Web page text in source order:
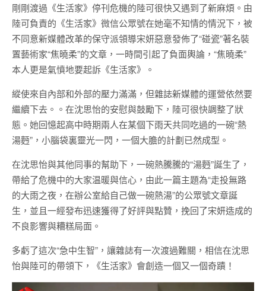
剛剛渡過《生活家》停刊危機的陸可很快又遇到了新麻煩。由
陸可負責的《生活家》微信公眾號在她毫不知情的情況下，被
不同意新媒體改革的保守派領導宋妍惡意發佈了“碰瓷”著名裝
置藝術家“焦曉柔”的文章，一時間引起了負面輿論，“焦曉柔”
本人更是氣憤地要起訴《生活家》。
縱使來自內部和外部的壓力滿滿，但雜誌新媒體的運營依然要
繼續下去。。在沈思怡的安慰與鼓勵下，陸可很快調整了狀
態。她回憶起高中時期兩人在某個下雨天共同吃過的一碗“熱
湯麪”，小腦袋裏靈光一閃，一個大膽的計劃已然成型。
在沈思怡與其他同事的幫助下，一碗熱騰騰的“湯麪”誕生了，
帶給了危機中的大家温暖與信心，由此一篇主題為“走投無路
的大雨之夜，在辦公室給自己做一碗熱湯”的公眾號文章誕
生，並且一經發布迅速獲得了好評與點贊，挽回了宋妍造成的
不良影響與糟糕局面。
多虧了這次“急中生智”，讓雜誌有一次渡過難關，相信在沈思
怡與陸可的帶領下，《生活家》會創造一個又一個奇蹟！